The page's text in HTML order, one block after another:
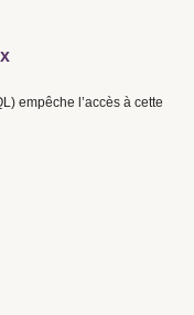
empêche l’accès à cette